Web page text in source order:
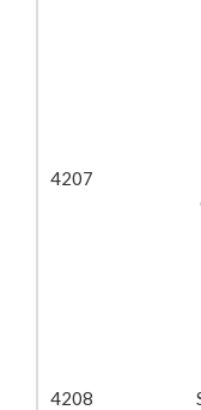
4207
4208